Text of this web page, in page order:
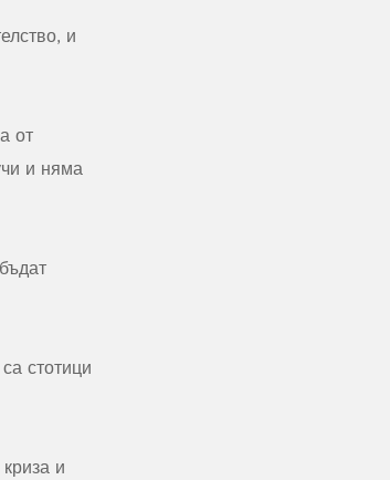
и
от
и няма
стотици
и